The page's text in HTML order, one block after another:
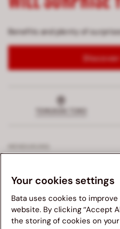
Kami menganjurkan anda
Benefits and plenty of
PERUSAHAAN
HUKUM
Your cookies settings
Bata uses cookies to
website. By clicking “Accept
the storing of cookies on